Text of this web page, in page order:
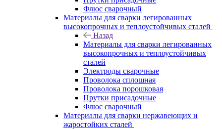
Флюс сварочный
Материалы для сварки легированных
высокопрочных и теплоустойчивых сталей
Назад
Материалы для сварки легированных
высокопрочных и теплоустойчивых
сталей
Электроды сварочные
Проволока сплошная
Проволока порошковая
Прутки присадочные
Флюс сварочный
Материалы для сварки нержавеющих и
жаростойких сталей